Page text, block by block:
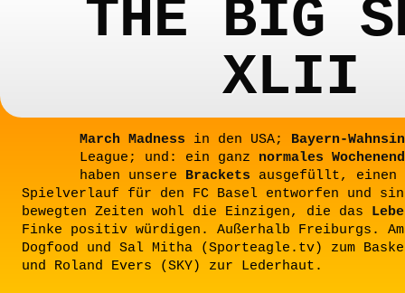
THE BIG
XLII
March Madness in den USA; Bayern-
League; und: ein ganz normales
haben unsere Brackets ausgefüllt, einen
Spielverlauf für den FC Basel entworfen und
bewegten Zeiten wohl die Einzigen, die das
Finke positiv würdigen. Außerhalb Freiburgs.
Dogfood und Sal Mitha (Sporteagle.tv) zum
und Roland Evers (SKY) zur Lederhaut.